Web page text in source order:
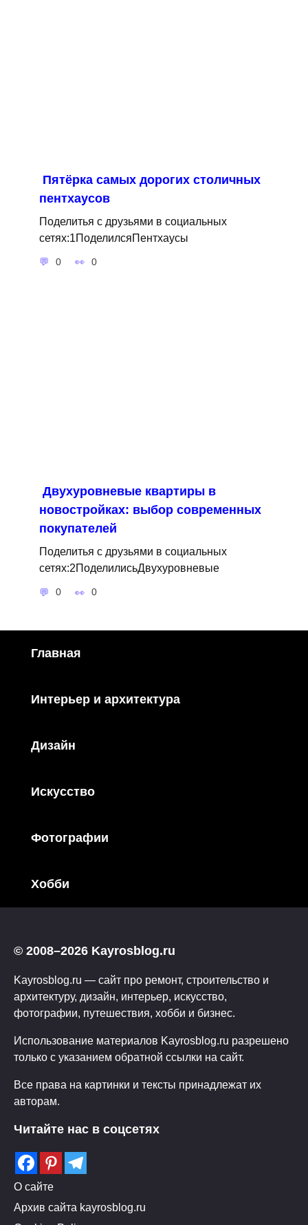
Пятёрка самых дорогих столичных
пентхаусов
Поделитья с друзьями в социальных
сетях:1ПоделилсяПентхаусы
0 0
Двухуровневые квартиры в
новостройках: выбор современных
покупателей
Поделитья с друзьями в социальных
сетях:2ПоделилисьДвухуровневые
0 0
Главная
Интерьер и архитектура
Дизайн
Искусство
Фотографии
Хобби
© 2008–2026 Kayrosblog.ru
Kayrosblog.ru — сайт про ремонт, строительство и
архитектуру, дизайн, интерьер, искусство,
фотографии, путешествия, хобби и бизнес.
Использование материалов Kayrosblog.ru разрешено
только с указанием обратной ссылки на сайт.
Все права на картинки и тексты принадлежат их
авторам.
Читайте нас в соцсетях
О сайте
Архив сайта kayrosblog.ru